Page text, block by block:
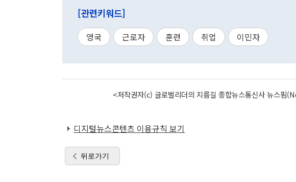
[관련키워드]
영국 근로자 훈련 취업 이민자
<저작권자(c) 글로벌리더의 지름길 종합뉴스통신사 뉴스핌
디지털뉴스콘텐츠 이용규칙 보기
뒤로가기